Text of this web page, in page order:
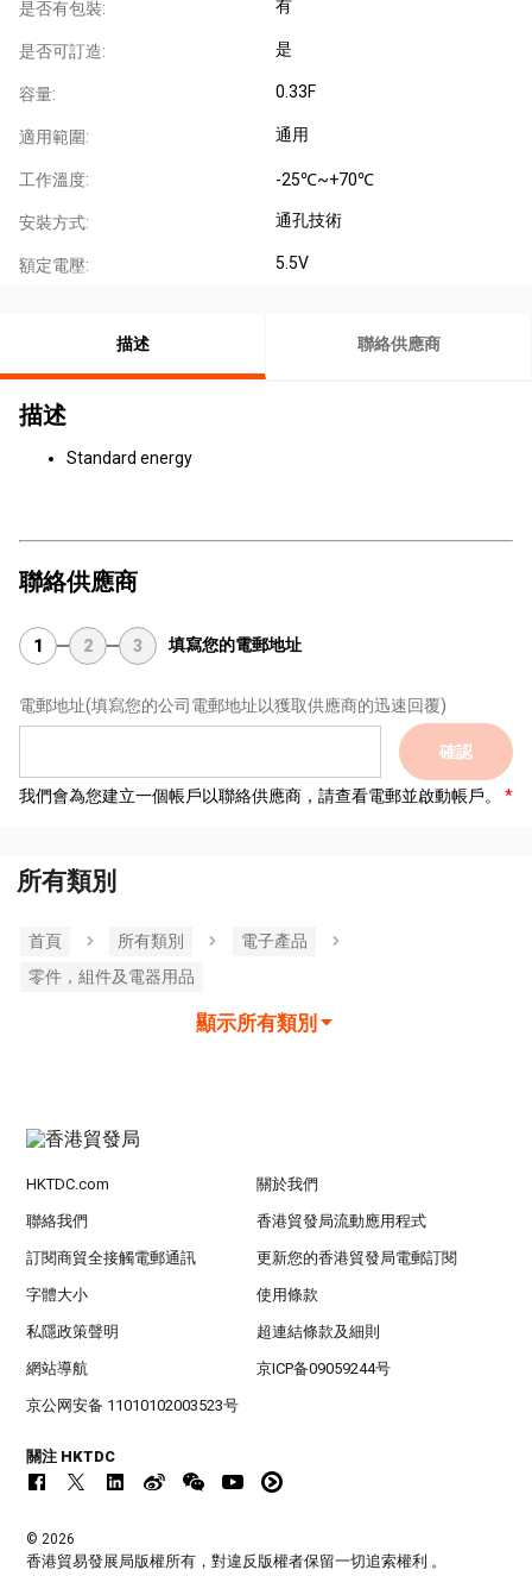
是否有包裝: 有
是否可訂造: 是
容量: 0.33F
適用範圍: 通用
工作溫度: -25℃~+70℃
安裝方式: 通孔技術
額定電壓: 5.5V
描述 聯絡供應商
描述
Standard energy
聯絡供應商
1 2 3 填寫您的電郵地址
電郵地址(填寫您的公司電郵地址以獲取供應商的迅速回覆)
確認
我們會為您建立一個帳戶以聯絡供應商，請查看電郵並啟動帳戶。
所有類別
首頁 所有類別
電子產品
零件，組件及電器用品
顯示所有類別
HKTDC.com 關於我們
聯絡我們 香港貿發局流動應用程式
訂閱商貿全接觸電郵通訊 更新您的香港貿發局電郵訂閱
字體大小 使用條款
私隱政策聲明 超連結條款及細則
網站導航 京ICP备09059244号
京公网安备 11010102003523号
關注 HKTDC
© 2026
香港貿易發展局版權所有，對違反版權者保留一切追索權利 。